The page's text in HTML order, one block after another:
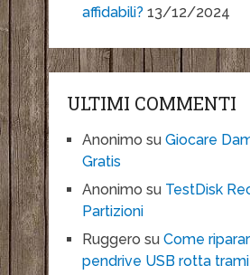
affidabili? 13/12/2024
ULTIMI COMMENTI
Anonimo su Giocare
Gratis
Anonimo su TestDisk
Partizioni
Ruggero su Come
pendrive USB rotta